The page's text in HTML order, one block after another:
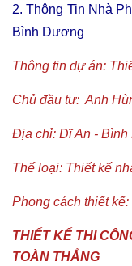
2. Thông Tin Nhà
Bình Dương
Thông tin dự án:
Chủ đầu tư: Anh
Địa chỉ: Dĩ An - Bình
Thể loại: Thiết kế
Phong cách thiết kế:
THIẾT KẾ THI
TOÀN THẮNG